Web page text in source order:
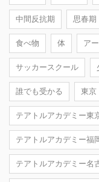
中間反抗期 思春期
食べ物 体 ア
サッカースクール
誰でも受かる 東京
テアトルアカデミー東
テアトルアカデミー福
テアトルアカデミー名